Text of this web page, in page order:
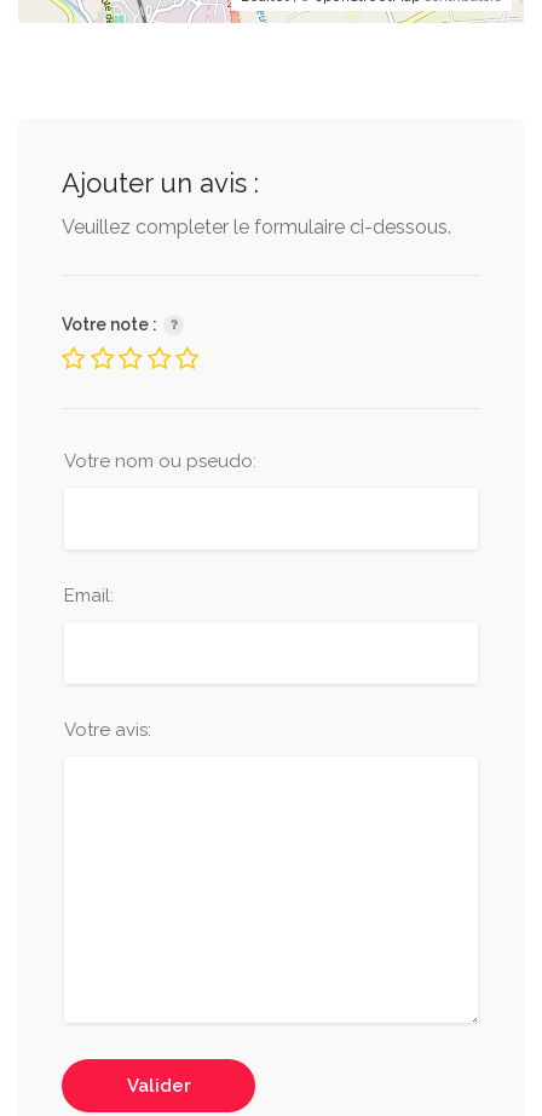
Ajouter un avis :
Veuillez completer le formulaire ci-dessous.
Votre note :
Votre nom ou pseudo:
Email:
Votre avis:
Valider